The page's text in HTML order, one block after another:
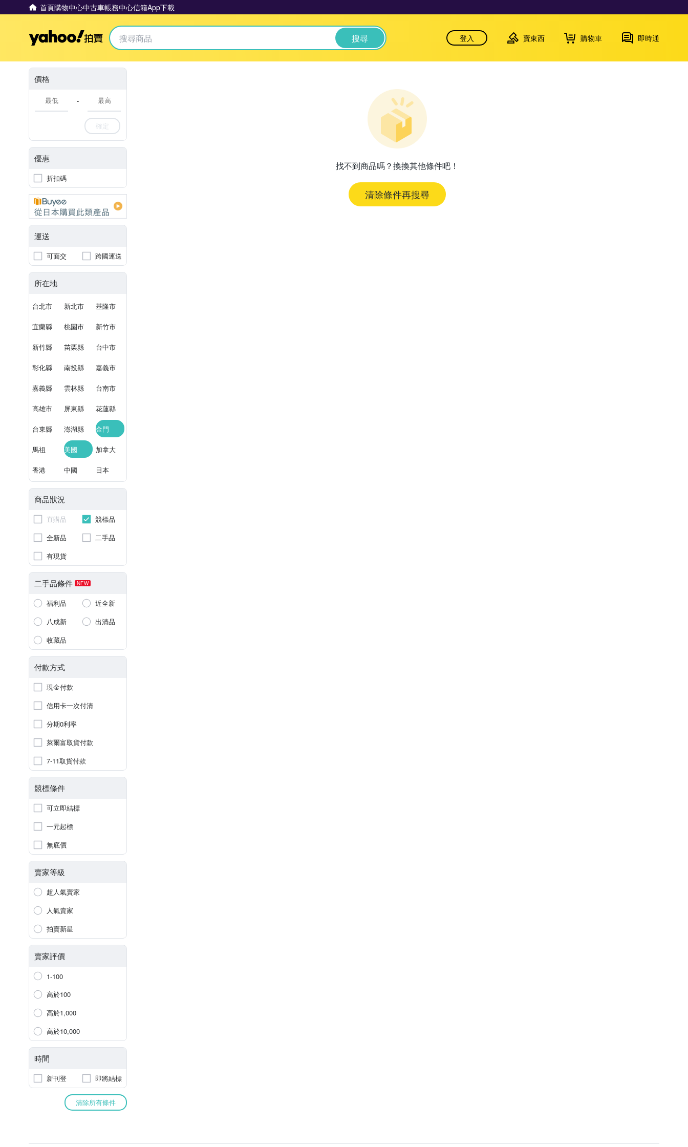
首頁購物中心中古車帳務中心信箱App下載
Yahoo拍賣 搜尋 登入 賣東西 購物車 即時通
價格
-
確定
優惠
折扣碼
運送
可面交 跨國運送
所在地
台北市 新北市 基隆市
宜蘭縣 桃園市 新竹市
新竹縣 苗栗縣 台中市
彰化縣 南投縣 嘉義市
嘉義縣 雲林縣 台南市
高雄市 屏東縣 花蓮縣
台東縣 澎湖縣 金門
馬祖 美國 加拿大
香港 中國 日本
商品狀況
直購品
競標品
全新品
二手品
有現貨
二手品條件 NEW
福利品
近全新
八成新
出清品
收藏品
付款方式
現金付款
信用卡一次付清
分期0利率
萊爾富取貨付款
7-11取貨付款
競標條件
可立即結標
一元起標
無底價
賣家等級
超人氣賣家
人氣賣家
拍賣新星
賣家評價
1-100
高於100
高於1,000
高於10,000
時間
新刊登 即將結標
清除所有條件
找不到商品嗎？換換其他條件吧！
清除條件再搜尋